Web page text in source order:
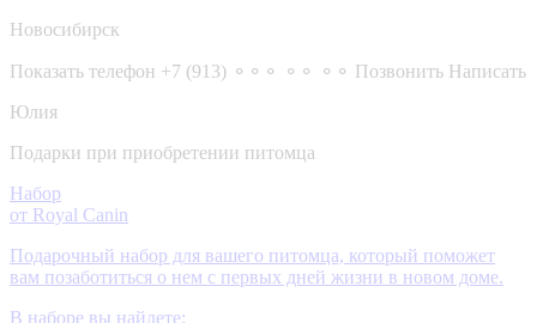
Новосибирск
Показать телефон +7 (913) ⚬⚬⚬ ⚬⚬ ⚬⚬ Позвонить Написать
Юлия
Подарки при приобретении питомца
Набор
от Royal Canin
Подарочный набор для вашего питомца, который поможет
вам позаботиться о нем с первых дней жизни в новом доме.
В наборе вы найдете: